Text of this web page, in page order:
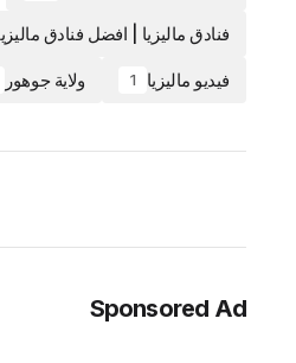
فنادق ماليزيا | افضل فنادق
فيديو ماليزيا 1 ولاية جوهور
Sponsored Ad